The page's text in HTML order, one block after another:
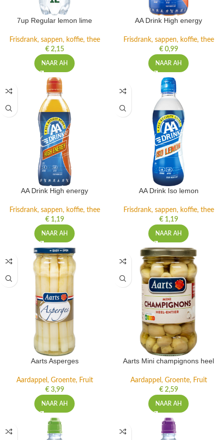
7up Regular lemon lime
Frisdrank, sappen, koffie, thee
€2,15
NAAR AH
AA Drink High energy
Frisdrank, sappen, koffie, thee
€0,99
NAAR AH
AA Drink High energy
Frisdrank, sappen, koffie, thee
€1,19
NAAR AH
AA Drink Iso lemon
Frisdrank, sappen, koffie, thee
€1,19
NAAR AH
Aarts Asperges
Aardappel, Groente, Fruit
€3,99
NAAR AH
Aarts Mini champignons heel
Aardappel, Groente, Fruit
€2,59
NAAR AH